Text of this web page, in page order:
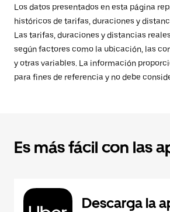
Los datos presentados en esta página
históricos de tarifas, duraciones y
Las tarifas, duraciones y distancias
según factores como la ubicación, las
y otras variables. La información
para fines de referencia y no debe
Es más fácil con las
Descarga la